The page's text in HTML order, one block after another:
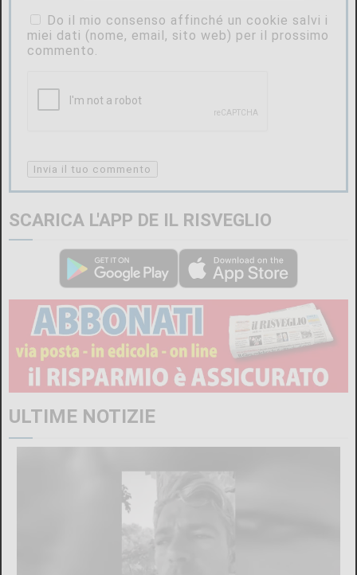
Do il mio consenso affinché un cookie salvi i
miei dati (nome, email, sito web) per il prossimo
commento.
SCARICA L'APP DE IL RISVEGLIO
ULTIME NOTIZIE